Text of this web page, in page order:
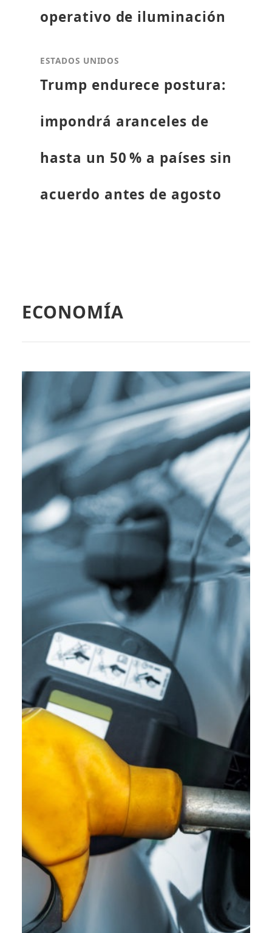
operativo de iluminación
ESTADOS UNIDOS
Trump endurece postura:
impondrá aranceles de
hasta un 50 % a países sin
acuerdo antes de agosto
ECONOMÍA